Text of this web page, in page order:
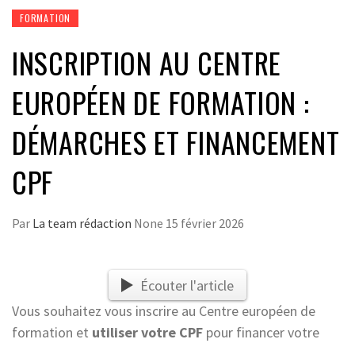
FORMATION
INSCRIPTION AU CENTRE
EUROPÉEN DE FORMATION :
DÉMARCHES ET FINANCEMENT
CPF
Par La team rédaction None 15 février 2026
Écouter l'article
Vous souhaitez vous inscrire au Centre européen de
formation et utiliser votre CPF pour financer votre